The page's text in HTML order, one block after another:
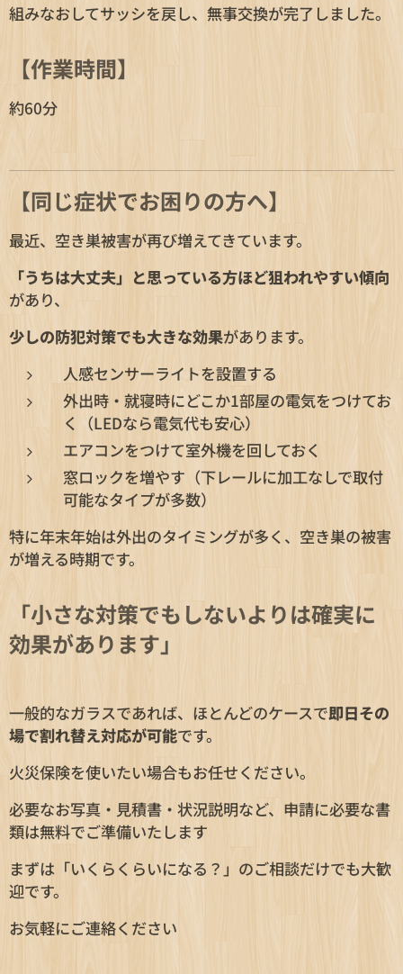
組みなおしてサッシを戻し、無事交換が完了しました。
【作業時間】
約60分
【同じ症状でお困りの方へ】
最近、空き巣被害が再び増えてきています。
「うちは大丈夫」と思っている方ほど狙われやすい傾向
があり、
少しの防犯対策でも大きな効果があります。
人感センサーライトを設置する
外出時・就寝時にどこか1部屋の電気をつけてお
く（LEDなら電気代も安心）
エアコンをつけて室外機を回しておく
窓ロックを増やす（下レールに加工なしで取付
可能なタイプが多数）
特に年末年始は外出のタイミングが多く、空き巣の被害
が増える時期です。
「小さな対策でもしないよりは確実に
効果があります」
一般的なガラスであれば、ほとんどのケースで即日その
場で割れ替え対応が可能です。
火災保険を使いたい場合もお任せください。
必要なお写真・見積書・状況説明など、申請に必要な書
類は無料でご準備いたします✨
まずは「いくらくらいになる？」のご相談だけでも大歓
迎です。
お気軽にご連絡ください😊